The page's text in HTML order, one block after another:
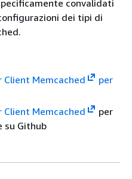
convalidati
dei tipi di
Client Memcached
per
Client Memcached
per
su Github